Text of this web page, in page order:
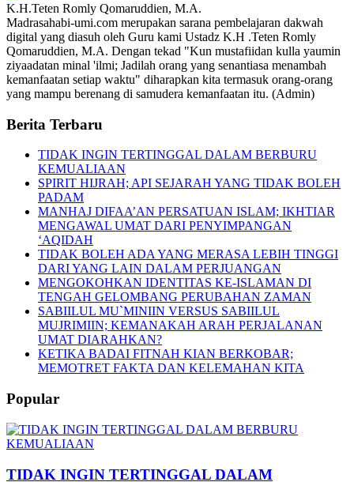
K.H.Teten Romly Qomaruddien, M.A.
Madrasahabi-umi.com merupakan sarana pembelajaran dakwah
digital yang diasuh oleh Guru kami Ustadz K.H .Teten Romly
Qomaruddien, M.A. Dengan tekad "Kun mustafiidan kulla yaumin
ziyaadatan minal 'ilmi; Jadilah orang yang senantiasa menambah
kemanfaatan setiap waktu" diharapkan kita termasuk orang-orang
yang mampu berenang di samudera kemanfaatan itu. (Admin)
Berita Terbaru
TIDAK INGIN TERTINGGAL DALAM BERBURU
KEMUALIAAN
SPIRIT HIJRAH; API SEJARAH YANG TIDAK BOLEH
PADAM
MANHAJ DIFAA’AN PERSATUAN ISLAM; IKHTIAR
MENGAWAL UMAT DARI PENYIMPANGAN
‘AQIDAH
TIDAK BOLEH ADA YANG MERASA LEBIH TINGGI
DARI YANG LAIN DALAM PERJUANGAN
MENGOKOHKAN IDENTITAS KE-ISLAMAN DI
TENGAH GELOMBANG PERUBAHAN ZAMAN
SABIILUL MU`MINIIN VERSUS SABIILUL
MUJRIMIIN; KEMANAKAH ARAH PERJALANAN
UMAT DIARAHKAN?
KETIKA BADAI FITNAH KIAN BERKOBAR;
MEMOTRET FAKTA DAN KELEMAHAN KITA
Popular
TIDAK INGIN TERTINGGAL DALAM